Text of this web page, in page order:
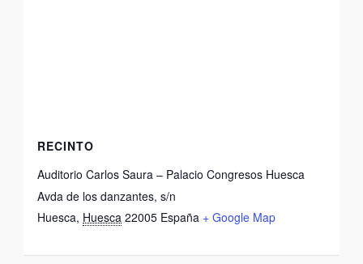
RECINTO
Auditorio Carlos Saura – Palacio Congresos Huesca
Avda de los danzantes, s/n
Huesca, Huesca 22005 España + Google Map